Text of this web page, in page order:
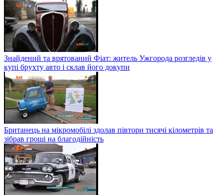
Знайдений та врятований Фіат: житель Ужгорода розгледів у
купі брухту авто і склав його докупи
Британець на мікромобілі здолав півтори тисячі кілометрів та
зібрав гроші на благодійність